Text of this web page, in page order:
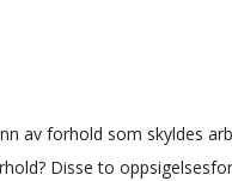
av forhold som skyldes
Disse to